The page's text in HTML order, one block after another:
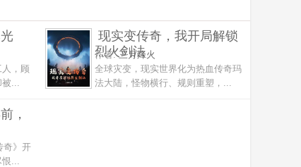
，顾
被...
现实变传奇，我开局解锁
烈火剑法
作者:三月烽火
全球灾变，现实世界化为热血传奇玛
法大陆，怪物横行、规则重塑，...
，
奇》开
恨...